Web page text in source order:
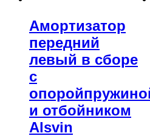
Амортизатор
передний
левый в сборе
с
и отбойником
Alsvin